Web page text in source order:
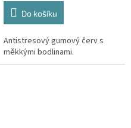
Do košíku
Antistresový gumový červ s
měkkými bodlinami.